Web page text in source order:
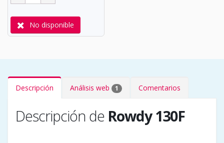
No disponible
Descripción Análisis web 1 Comentarios
Descripción de Rowdy 130F